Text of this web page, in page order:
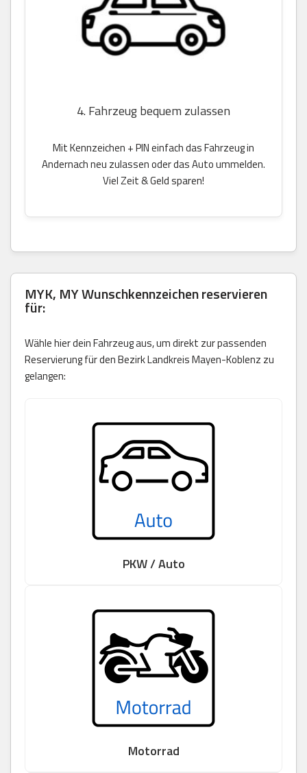
4. Fahrzeug bequem zulassen
Mit Kennzeichen + PIN einfach das Fahrzeug in
Andernach neu zulassen oder das Auto ummelden.
Viel Zeit & Geld sparen!
MYK, MY Wunschkennzeichen reservieren
für:
Wähle hier dein Fahrzeug aus, um direkt zur passenden
Reservierung für den Bezirk Landkreis Mayen-Koblenz zu
gelangen:
PKW / Auto
Motorrad